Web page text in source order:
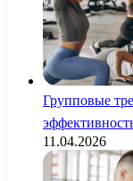
Групповые
11.04.2026